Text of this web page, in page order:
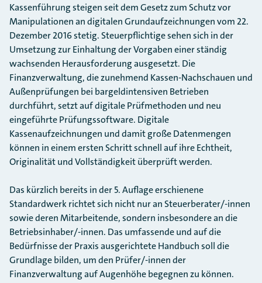
Kassenführung steigen seit dem Gesetz zum Schutz vor
Manipulationen an digitalen Grundaufzeichnungen vom 22.
Dezember 2016 stetig. Steuerpflichtige sehen sich in der
Umsetzung zur Einhaltung der Vorgaben einer ständig
wachsenden Herausforderung ausgesetzt. Die
Finanzverwaltung, die zunehmend Kassen-Nachschauen und
Außenprüfungen bei bargeldintensiven Betrieben
durchführt, setzt auf digitale Prüfmethoden und neu
eingeführte Prüfungssoftware. Digitale
Kassenaufzeichnungen und damit große Datenmengen
können in einem ersten Schritt schnell auf ihre Echtheit,
Originalität und Vollständigkeit überprüft werden.
Das kürzlich bereits in der 5. Auflage erschienene
Standardwerk richtet sich nicht nur an Steuerberater/-innen
sowie deren Mitarbeitende, sondern insbesondere an die
Betriebsinhaber/-innen. Das umfassende und auf die
Bedürfnisse der Praxis ausgerichtete Handbuch soll die
Grundlage bilden, um den Prüfer/-innen der
Finanzverwaltung auf Augenhöhe begegnen zu können.